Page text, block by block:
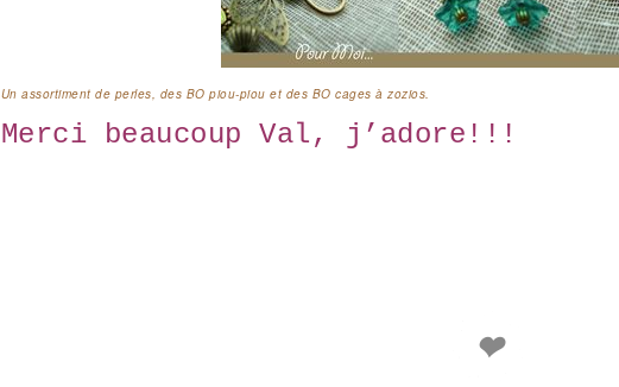
Un assortiment de perles, des BO piou-piou et des BO cages à zozios.
Merci beaucoup Val, j’adore!!!
❤